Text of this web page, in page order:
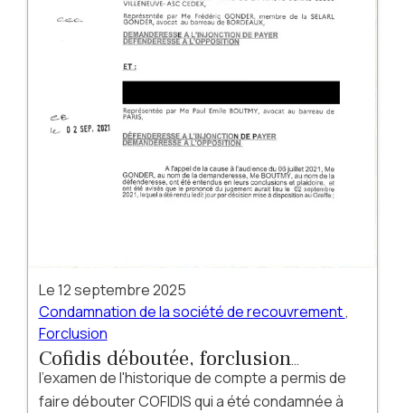
Le12 septembre 2025
Condamnation de la société de recouvrement,
Forclusion
Cofidis déboutée, forclusion
constatée sur un crédit renouvelable
l'examen de l'historique de compte a permis de
faire débouter COFIDIS qui a été condamnée à